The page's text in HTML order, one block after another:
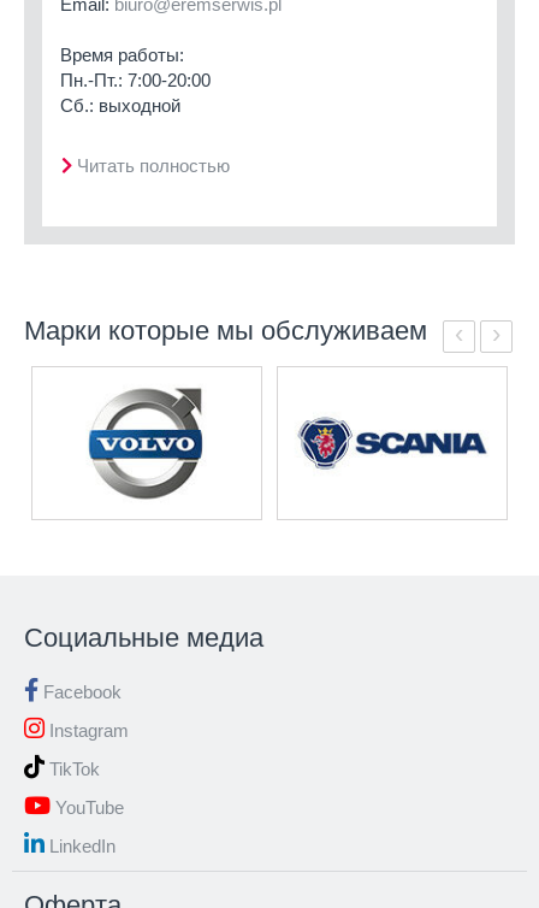
Email: biuro@eremserwis.pl
Время работы:
Пн.-Пт.: 7:00-20:00
Сб.: выходной
Читать полностью
Марки которые мы обслуживаем ‹ ›
Социальные медиа
Facebook
Instagram
TikTok
YouTube
LinkedIn